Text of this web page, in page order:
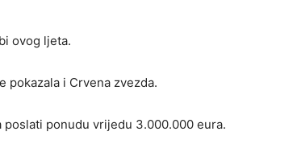
ovog ljeta.
pokazala i Crvena zvezda.
poslati ponudu vrijedu 3.000.000 eura.